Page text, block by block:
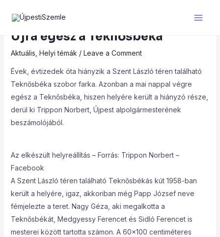
Újra egész a Teknősbéka
Aktuális Helyi témák / Leave a Comment
Évek, évtizedek óta hiányzik a Szent László téren található
Teknősbéka szobor farka. Azonban a mai nappal végre
egész a Teknősbéka, hiszen helyére került a hiányzó része,
derül ki Trippon Norbert, Újpest alpolgármesterének
beszámolójából.
Az elkészült helyreállítás – Forrás: Trippon Norbert –
Facebook
A Szent László téren található Teknősbékás kút 1958-ban
került a helyére, igaz, akkoriban még Papp József neve
fémjelezte a teret. Nagy Géza, aki megalkotta a
Teknősbékát, Medgyessy Ferencet és Sidló Ferencet is
mesterei között tartotta számon. A 60×100 centiméteres
navigation